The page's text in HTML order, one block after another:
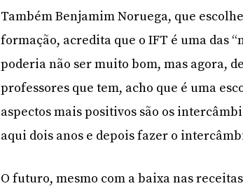
Também Benjamim Noruega, que
formação, acredita que o IFT é uma das
poderia não ser muito bom, mas agora,
professores que tem, acho que é uma
aspectos mais positivos são os
aqui dois anos e depois fazer o
O futuro, mesmo com a baixa nas